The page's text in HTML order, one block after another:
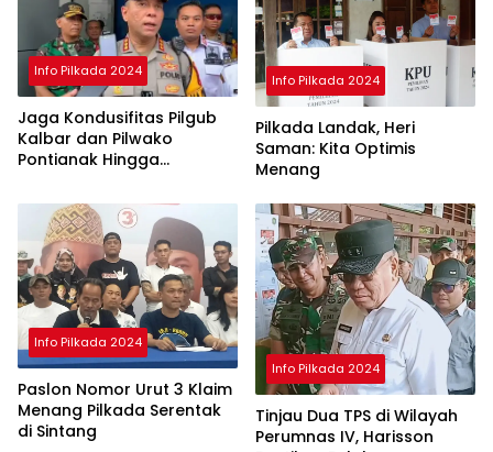
Info Pilkada 2024
Jaga Kondusifitas Pilgub
Kalbar dan Pilwako
Pontianak Hingga
Selesai
Info Pilkada 2024
Pilkada Landak, Heri
Saman: Kita Optimis
Menang
Info Pilkada 2024
Paslon Nomor Urut 3 Klaim
Menang Pilkada Serentak
di Sintang
Info Pilkada 2024
Tinjau Dua TPS di Wilayah
Perumnas IV, Harisson